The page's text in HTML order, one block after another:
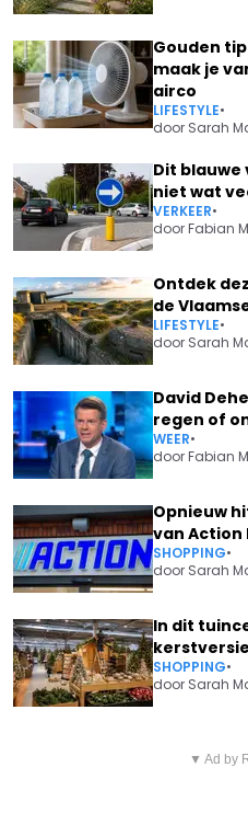
Gouden
maak je
airco
LIFESTYLE•
door Sarah
Dit
niet wat
VERKEER•
doorFabian
Ontdek
de
LIFESTYLE•
door Sarah
David
regen of
WEER•
doorFabian
Opnieuw
van Action
SHOPPING•
door Sarah
In dit
SHOPPING•
door Sarah
EXIT
▼ Ad by